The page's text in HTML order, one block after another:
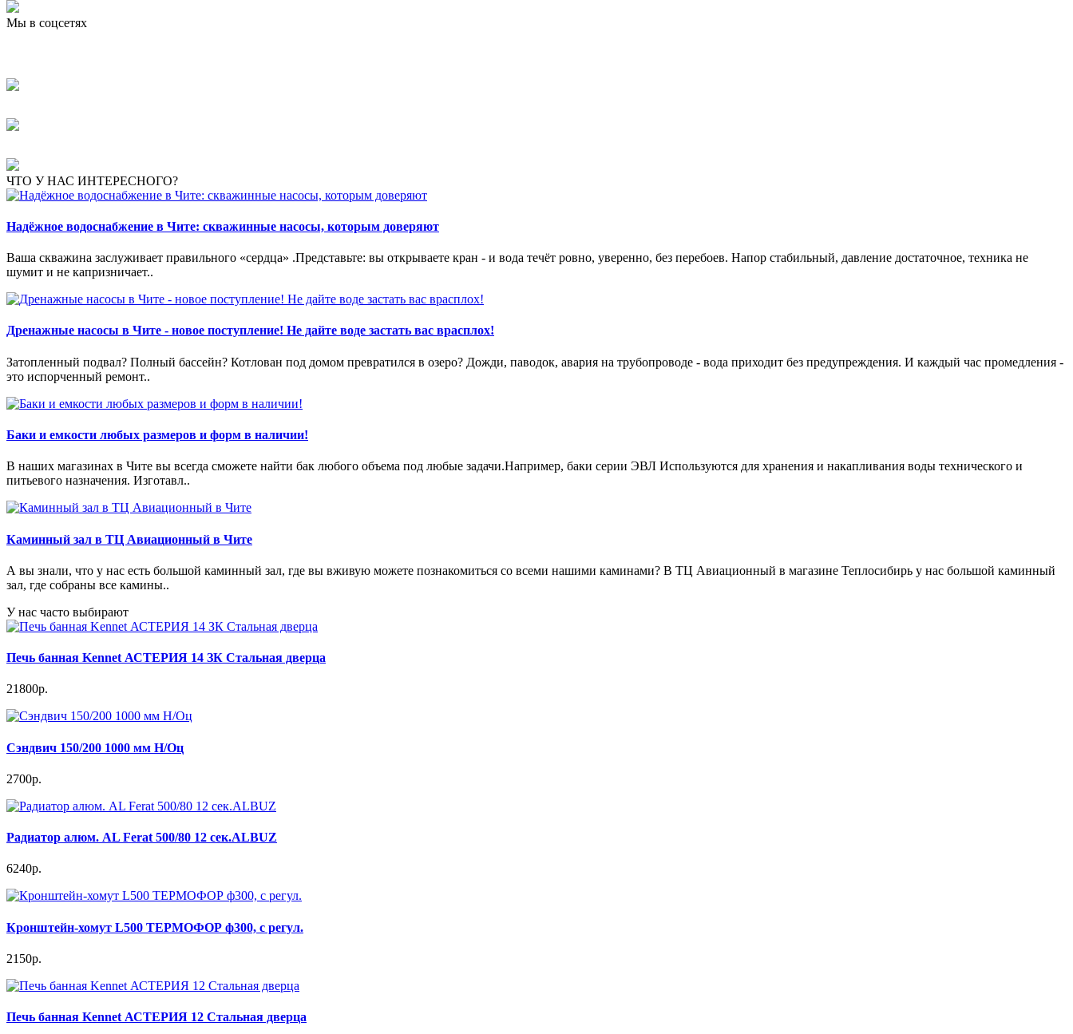
Мы в соцсетях
ЧТО У НАС ИНТЕРЕСНОГО?
Надёжное водоснабжение в Чите: скважинные насосы, которым доверяют
Ваша скважина заслуживает правильного «сердца» .Представьте: вы открываете кран - и вода течёт ровно, уверенно, без перебоев. Напор стабильный, давление достаточное, техника не
шумит и не капризничает..
Дренажные насосы в Чите - новое поступление! Не дайте воде застать вас врасплох!
Затопленный подвал? Полный бассейн? Котлован под домом превратился в озеро? Дожди, паводок, авария на трубопроводе - вода приходит без предупреждения. И каждый час промедления -
это испорченный ремонт..
Баки и емкости любых размеров и форм в наличии!
В наших магазинах в Чите вы всегда сможете найти бак любого объема под любые задачи.Например, баки серии ЭВЛ Используются для хранения и накапливания воды технического и
питьевого назначения. Изготавл..
Каминный зал в ТЦ Авиационный в Чите
А вы знали, что у нас есть большой каминный зал, где вы вживую можете познакомиться со всеми нашими каминами? В ТЦ Авиационный в магазине Теплосибирь у нас большой каминный
зал, где собраны все камины..
У нас часто выбирают
Печь банная Kennet АСТЕРИЯ 14 ЗК Стальная дверца
21800р.
Сэндвич 150/200 1000 мм Н/Оц
2700р.
Радиатор алюм. AL Ferat 500/80 12 сек.ALBUZ
6240р.
Кронштейн-хомут L500 ТЕРМОФОР ф300, с регул.
2150р.
Печь банная Kennet АСТЕРИЯ 12 Стальная дверца